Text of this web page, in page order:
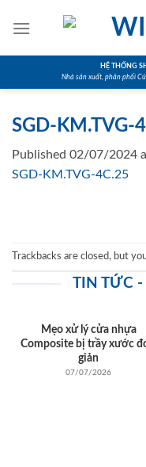
HỆ THỐNG
Nhà sản xuất, phân phối
SGD-KM.TVG-
Published 02/07/2024
SGD-KM.TVG-4C.25
Trackbacks are closed, but
TIN TỨC
Mẹo xử lý cửa nhựa
Composite bị trầy xước
giản
07/07/2026